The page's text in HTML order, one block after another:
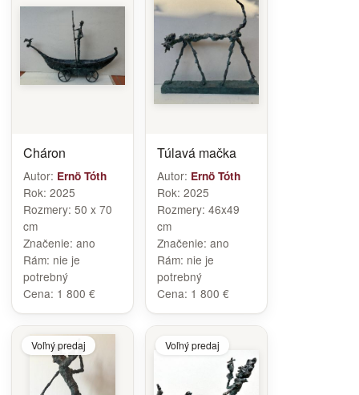
Cháron
Autor: Ernö Tóth
Rok: 2025
Rozmery: 50 x 70
cm
Značenie: ano
Rám: nie je
potrebný
Cena: 1 800 €
Túlavá mačka
Autor: Ernö Tóth
Rok: 2025
Rozmery: 46x49
cm
Značenie: ano
Rám: nie je
potrebný
Cena: 1 800 €
Voľný predaj Voľný predaj